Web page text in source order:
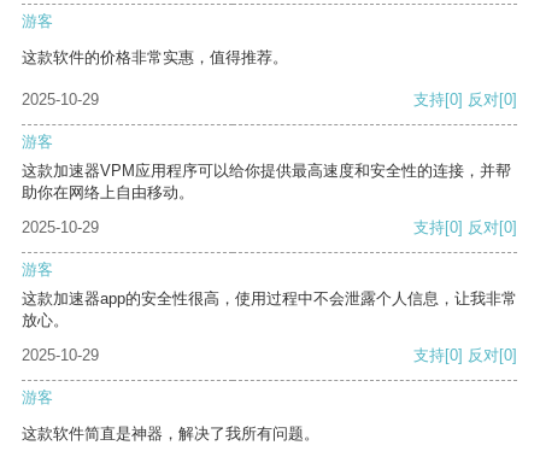
游客
这款软件的价格非常实惠，值得推荐。
2025-10-29 支持[0] 反对[0]
游客
这款加速器VPM应用程序可以给你提供最高速度和安全性的连接，并帮
助你在网络上自由移动。
2025-10-29
支持[0] 反对[0]
游客
这款加速器app的安全性很高，使用过程中不会泄露个人信息，让我非常
放心。
2025-10-29
支持[0] 反对[0]
游客
这款软件简直是神器，解决了我所有问题。